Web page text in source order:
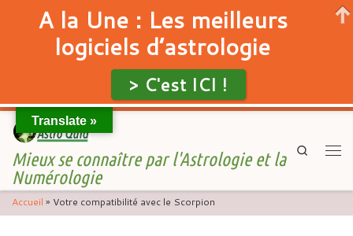
Skip to content
Mieux se connaître par l'Astrologie et la
Numérologie
Search
Accueil » Votre compatibilité avec le Scorpion
Translate »
A la Une : Les meilleurs
logiciels d’astrologie
> C'est ICI !